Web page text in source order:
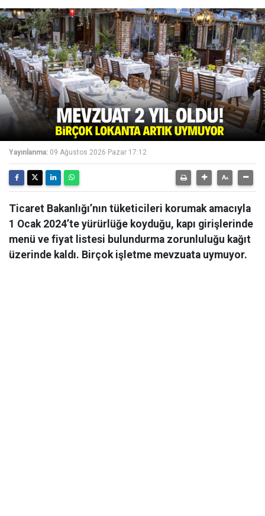
Yayınlanma: 09 Ağustos 2026 Pazar 17:12
Ticaret Bakanlığı’nın tüketicileri korumak amacıyla
1 Ocak 2024’te yürürlüğe koyduğu, kapı girişlerinde
menü ve fiyat listesi bulundurma zorunluluğu kağıt
üzerinde kaldı. Birçok işletme mevzuata uymuyor.